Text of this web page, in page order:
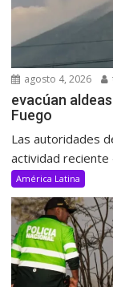
agosto 4, 2026
evacúan
Fuego
Las autoridades
actividad reciente
América Latina